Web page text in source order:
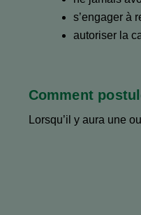
s’engager à
autoriser la
Comment
Lorsqu’il y aura une